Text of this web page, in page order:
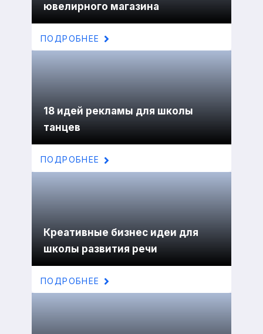
ювелирного магазина
ПОДРОБНЕЕ
18 идей рекламы для школы
танцев
ПОДРОБНЕЕ
Креативные бизнес идеи для
школы развития речи
ПОДРОБНЕЕ